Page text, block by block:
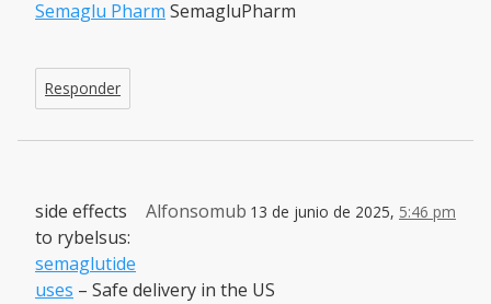
Semaglu Pharm SemagluPharm
Responder
Alfonsomub 13 de junio de 2025, 5:46 pm
side effects
to rybelsus:
semaglutide
uses – Safe delivery in the US